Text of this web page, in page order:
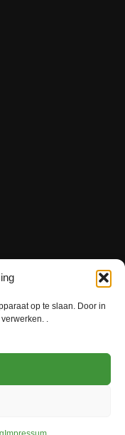
op te slaan. Door in
.